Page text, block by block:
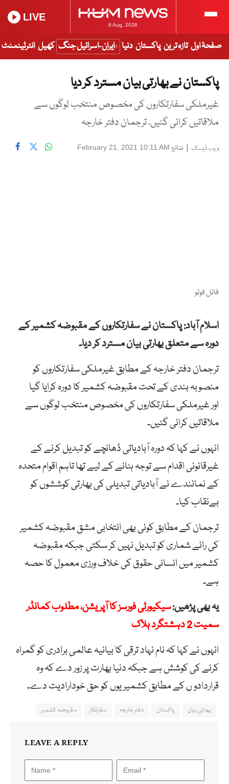
8 Aug, 2026
LIVE
صفحۂ اول تازہ ترین پاکستان دنیا ایران-اسرائیل جنگ کھیل انٹرٹینمنٹ
پاکستان نے بھارتی بیان مسترد کر دیا
غیرملکی سفارتکاروں کی مخصوص منتخب لوگوں سے
ملاقاتیں کرائی گئیں، ترجمان دفتر خارجہ
ویب ڈیسک | شائع February 21, 2021 10:11 AM
فائل فوٹو
اسلام آباد: پاکستان نے سفارتکاروں کے مقبوضہ کشمیر کے
دورہ سے متعلق بھارتی بیان مسترد کر دیا۔
ترجمان دفتر خارجہ کے مطابق غیرملکی سفارتکاروں کو
منصوبہ بندی کے تحت مقبوضہ کشمیر کا دورہ کرایا گیا
اور غیرملکی سفارتکاروں کی مخصوص منتخب لوگوں سے
ملاقاتیں کرائی گئیں۔
انہوں نے کہا کہ دورہ آبادیاتی ڈھانچے کو تبدیل کرنے کے
غیرقانونی اقدام سے توجہ ہٹانے کے لیے تھا تاہم اقوام متحدہ
کے نمائندے نے آبادیاتی تبدیلی کی بھارتی کوششوں کو
بےنقاب کیا۔
ترجمان کے مطابق کوئی بھی انتخابی مشق مقبوضہ کشمیر
کی رائے شماری کو تبدیل نہیں کر سکتی جبکہ مقبوضہ
کشمیر میں انسانی حقوق کی خلاف ورزی معمول کا حصہ
ہے۔
یہ بھی پڑھیں:سیکیورٹی فورسز کا آپریشن، مطلوب کمانڈر
سمیت 2 دہشتگرد ہلاک
انہوں نے کہا کہ نام نہاد ترقی کا بیانیہ عالمی برادری کو گمراہ
کرنے کی کوشش ہے جبکہ دنیا بھارت پر زور دے کہ وہ
قراردادو ں کے مطابق کشمیریوں کو حق خودارادیت دے۔
بھارتی بیان پاکستان دفتر خارجہ سفارتکار مقبوضہ کشمیر
LEAVE A REPLY